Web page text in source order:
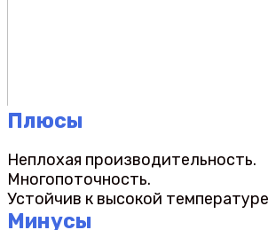
Плюсы
Неплохая производительность.
Многопоточность.
Устойчив к высокой
Минусы